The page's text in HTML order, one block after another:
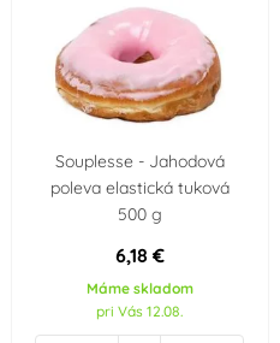
Pohádkové princezny
malina
Souplesse - Jahodová
poleva elastická tuková
500 g
6,18 €
Máme skladom
pri Vás 12.08.